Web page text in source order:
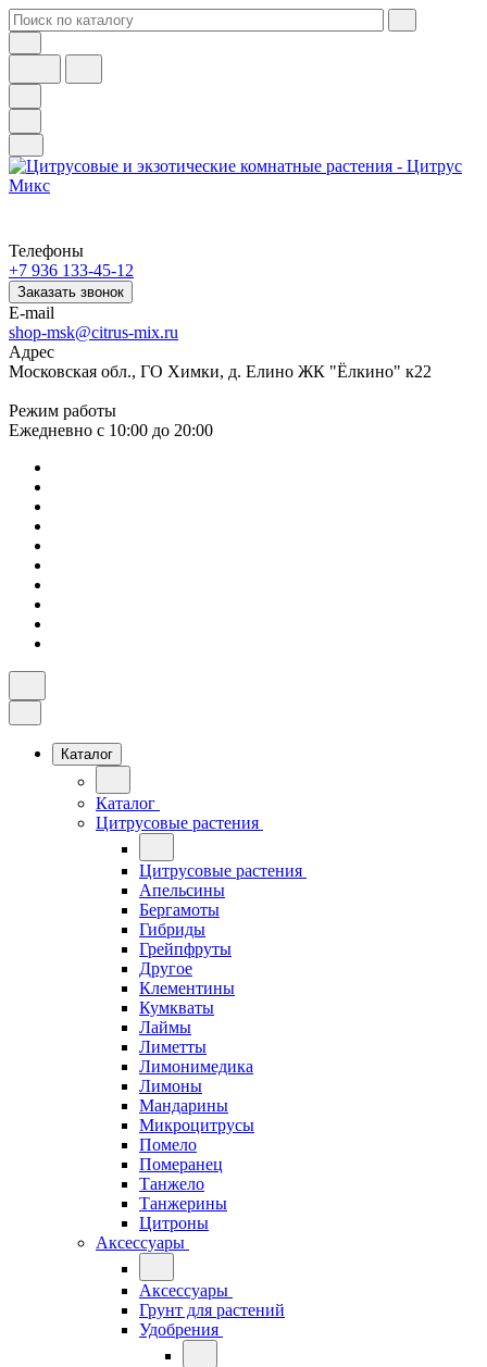
Телефоны
+7 936 133-45-12
Заказать звонок
E-mail
shop-msk@citrus-mix.ru
Адрес
Московская обл., ГО Химки, д. Елино ЖК "Ёлкино" к22
Режим работы
Ежедневно с 10:00 до 20:00
Каталог
Каталог
Цитрусовые растения
Цитрусовые растения
Апельсины
Бергамоты
Гибриды
Грейпфруты
Другое
Клементины
Кумкваты
Лаймы
Лиметты
Лимонимедика
Лимоны
Мандарины
Микроцитрусы
Помело
Померанец
Танжело
Танжерины
Цитроны
Аксессуары
Аксессуары
Грунт для растений
Удобрения